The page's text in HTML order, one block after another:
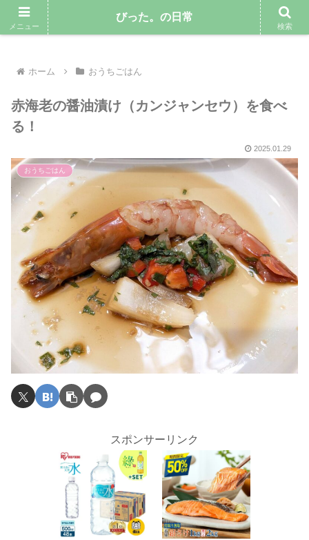
気ままにゆるりと暮らしていきたい専業主婦のブログ
ホーム おうちごはん
赤海老の醤油漬け（カンジャンセウ）を食べ
る！
2025.01.29
おうちごはん
スポンサーリンク
メニュー
びった。の日常
検索